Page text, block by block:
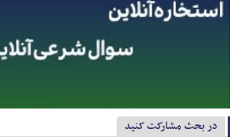
در بحث مشارکت کنید